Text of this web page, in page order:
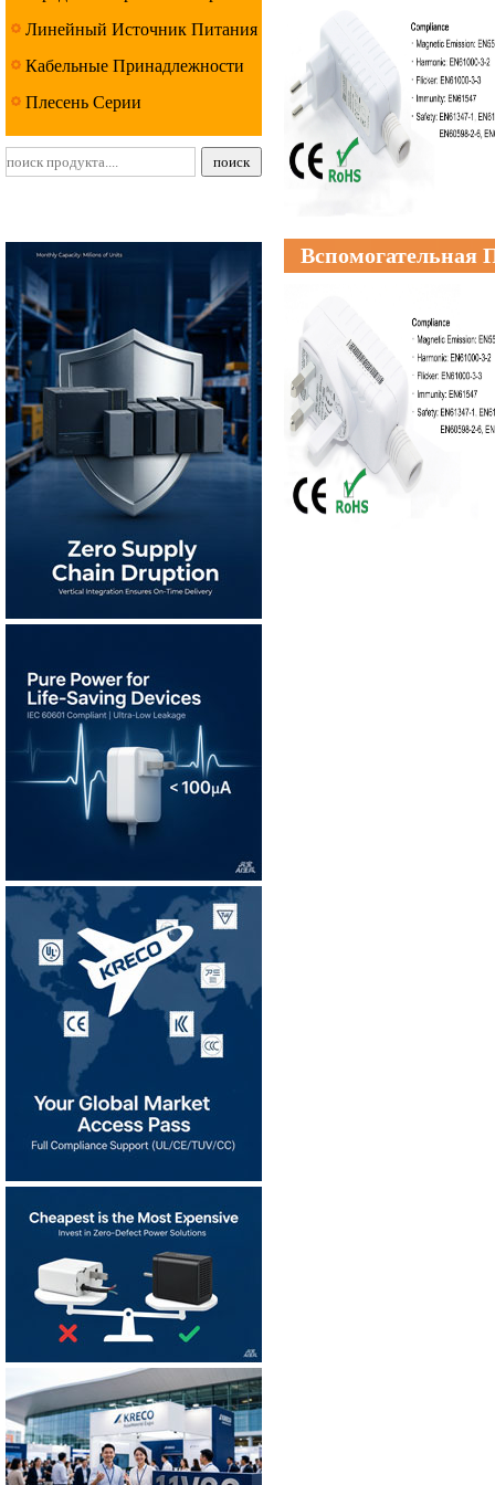
Линейный Источник Питания
Серии
Кабельные Принадлежности
Серии
Плесень Серии
Вспомогательная